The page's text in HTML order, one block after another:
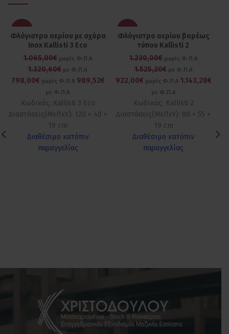
Φλόγιστρο αερίου με σχάρα
Inox Kallisti 3 Eco
1.065,00€χωρίς Φ.Π.Α
1.320,60€ με Φ.Π.Α
798,00€ χωρίς Φ.Π.Α 989,52€
με Φ.Π.Α
Κωδικός: Kallisti 3 Eco
Διαστάσεις(ΜxΠxΥ): 120 × 40 ×
19 cm
Διαθέσιμο κατόπιν
παραγγελίας
Φλόγιστρο αερίου βαρέως
τύπου Kallisti 2
1.230,00€χωρίς Φ.Π.Α
1.525,20€με Φ.Π.Α
922,00€ χωρίς Φ.Π.Α 1.143,28€
με Φ.Π.Α
Κωδικός: Kallisti 2
Διαστάσεις(ΜxΠxΥ): 80 × 55 ×
19 cm
Διαθέσιμο κατόπιν
παραγγελίας